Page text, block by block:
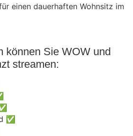
einen dauerhaften Wohnsitz im
können Sie WOW und
streamen:
✅